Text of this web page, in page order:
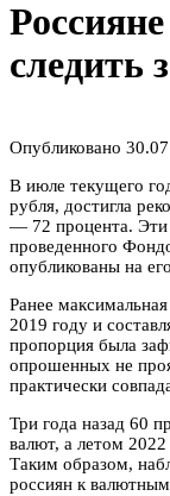
следить
Опубликовано
В июле текущего
рубля, достигла
— 72 процента. Эти
проведенного
опубликованы на
Ранее
2019 году и
пропорция была
опрошенных не
практически
Три года назад 60
валют, а летом
Таким образом,
россиян к